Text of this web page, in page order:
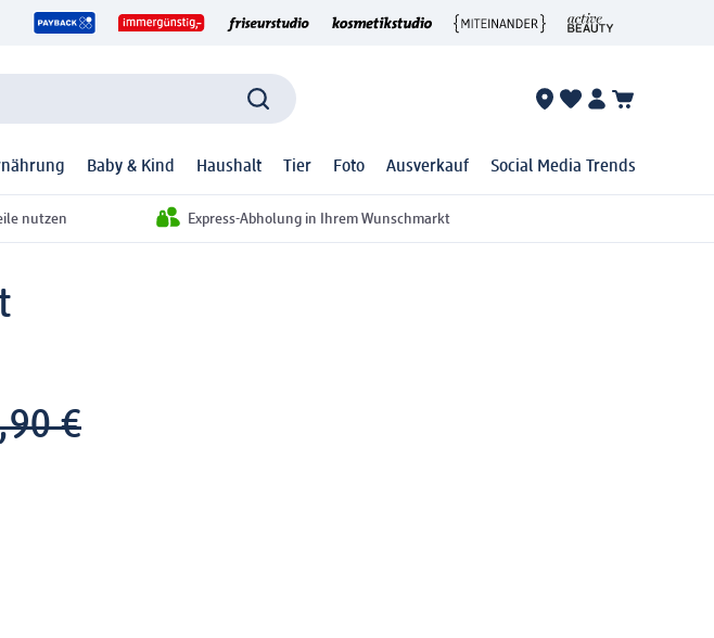
Baby & Kind Haushalt Tier Foto Ausverkauf Social Media Trends
nutzen Express-Abholung in Ihrem Wunschmarkt
€